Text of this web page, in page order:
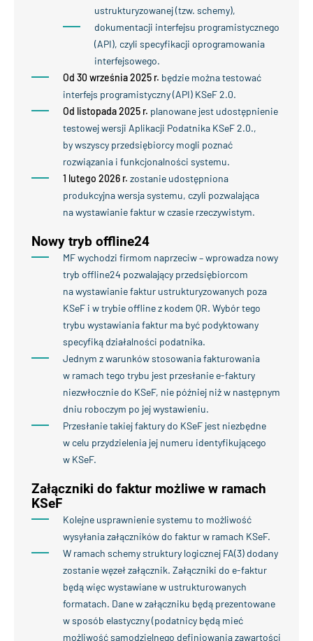
ustrukturyzowanej (tzw. schemy),
dokumentacji interfejsu programistycznego
(API), czyli specyfikacji oprogramowania
interfejsowego.
Od 30 września 2025 r. będzie można testować
interfejs programistyczny (API) KSeF 2.0.
Od listopada 2025 r. planowane jest udostępnienie
testowej wersji Aplikacji Podatnika KSeF 2.0.,
by wszyscy przedsiębiorcy mogli poznać
rozwiązania i funkcjonalności systemu.
1 lutego 2026 r. zostanie udostępniona
produkcyjna wersja systemu, czyli pozwalająca
na wystawianie faktur w czasie rzeczywistym.
Nowy tryb offline24
MF wychodzi firmom naprzeciw – wprowadza nowy
tryb offline24 pozwalający przedsiębiorcom
na wystawianie faktur ustrukturyzowanych poza
KSeF i w trybie offline z kodem QR. Wybór tego
trybu wystawiania faktur ma być podyktowany
specyfiką działalności podatnika.
Jednym z warunków stosowania fakturowania
w ramach tego trybu jest przesłanie e-faktury
niezwłocznie do KSeF, nie później niż w następnym
dniu roboczym po jej wystawieniu.
Przesłanie takiej faktury do KSeF jest niezbędne
w celu przydzielenia jej numeru identyfikującego
w KSeF.
Załączniki do faktur możliwe w ramach
KSeF
Kolejne usprawnienie systemu to możliwość
wysyłania załączników do faktur w ramach KSeF.
W ramach schemy struktury logicznej FA(3) dodany
zostanie węzeł załącznik. Załączniki do e-faktur
będą więc wystawiane w ustrukturowanych
formatach. Dane w załączniku będą prezentowane
w sposób elastyczny (podatnicy będą mieć
możliwość samodzielnego definiowania zawartości